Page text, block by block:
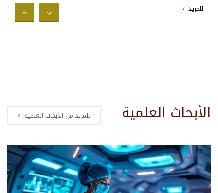
المجتمع الفلسطيني
للمزيد
الأبحاث العلمية للمزيد من الأبحاث العلمية